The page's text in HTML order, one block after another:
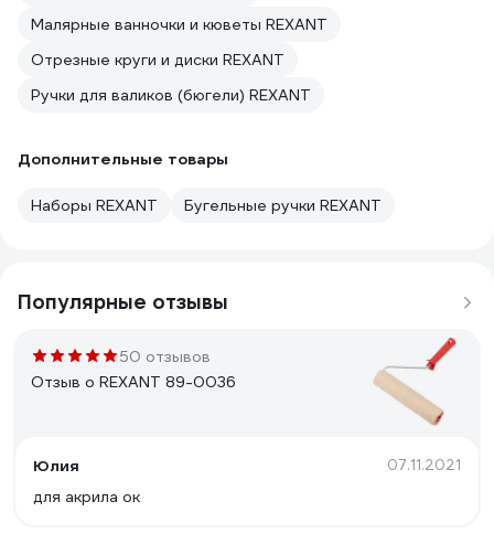
Малярные ванночки и кюветы REXANT
Отрезные круги и диски REXANT
Ручки для валиков (бюгели) REXANT
Дополнительные товары
Наборы REXANT Бугельные ручки REXANT
Популярные отзывы
50 отзывов
Отзыв о REXANT 89-0036
Юлия 07.11.2021
для акрила ок